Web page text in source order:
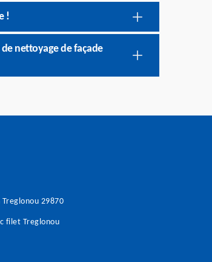
!
nettoyage de façade
29870
filet Treglonou